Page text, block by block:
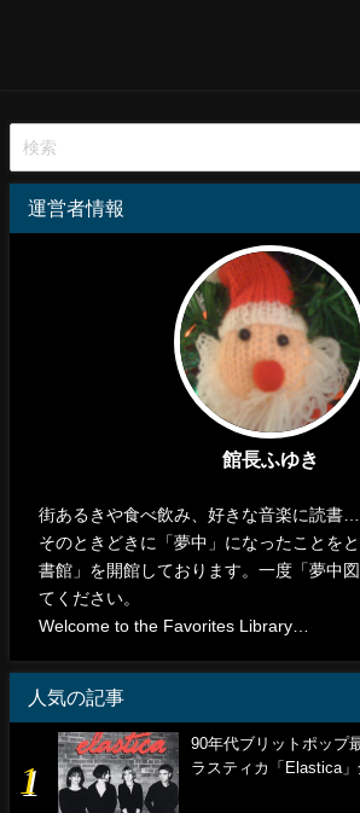
運営者情報
館長ふゆき
街あるきや食べ飲み、好きな音楽に読書…
そのときどきに「夢中」になったことを
書館」を開館しております。一度「夢中
てください。
Welcome to the Favorites Library…
人気の記事
90年代ブリットポップ
ラスティカ「Elastica